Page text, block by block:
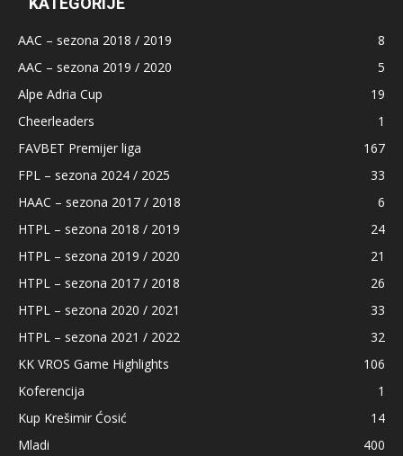
AAC – sezona 2018 / 2019
8
AAC – sezona 2019 / 2020
5
Alpe Adria Cup
19
Cheerleaders
1
FAVBET Premijer liga
167
FPL – sezona 2024 / 2025
33
HAAC – sezona 2017 / 2018
6
HTPL – sezona 2018 / 2019
24
HTPL – sezona 2019 / 2020
21
HTPL – sezona 2017 / 2018
26
HTPL – sezona 2020 / 2021
33
HTPL – sezona 2021 / 2022
32
KK VROS Game Highlights
106
Koferencija
1
Kup Krešimir Ćosić
14
Mladi
400